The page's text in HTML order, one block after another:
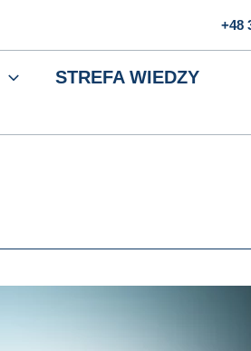
+48
STREFA WIEDZY